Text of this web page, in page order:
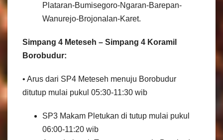
Plataran-Bumisegoro-Ngaran-Barepan-
Wanurejo-Brojonalan-Karet.
Simpang 4 Meteseh – Simpang 4 Koramil
Borobudur:
• Arus dari SP4 Meteseh menuju Borobudur
ditutup mulai pukul 05:30-11:30 wib
SP3 Makam Pletukan di tutup mulai pukul
06:00-11:20 wib